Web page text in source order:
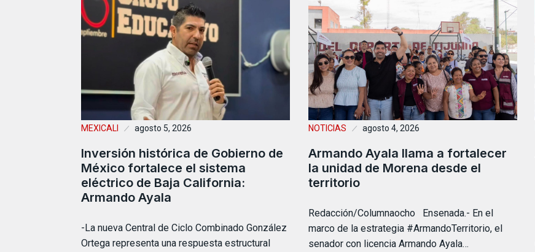
MEXICALI agosto 5, 2026
Inversión histórica de Gobierno de
México fortalece el sistema
eléctrico de Baja California:
Armando Ayala
-La nueva Central de Ciclo Combinado González
Ortega representa una respuesta estructural
NOTICIAS agosto 4, 2026
Armando Ayala llama a fortalecer
la unidad de Morena desde el
territorio
Redacción/Columnaocho Ensenada.- En el
marco de la estrategia #ArmandoTerritorio, el
senador con licencia Armando Ayala…